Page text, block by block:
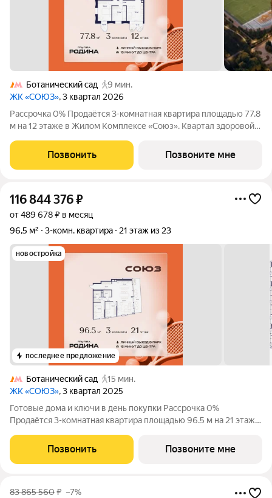
Ботанический сад
9 мин.
ЖК «СОЮЗ», 3 квартал 2026
Рассрочка 0% Продаётся 3-комнатная квартира площадью 77.8
м на 12 этаже в Жилом Комплексе «Союз». Квартал здоровой
олимпийских видов спорта: - Ледовая арена для хоккея и
фигурного катания, - Футбольные
Позвонить Позвоните мне
116 844 376₽
от 489 678 ₽ в месяц
96,5 м²
3-комн. квартира 21 этаж из 23
новостройка
последнее предложение
Ботанический сад
15 мин.
ЖК «СОЮЗ», 3 квартал 2025
Готовые дома и ключи в день покупки Рассрочка 0%
Продаётся 3-комнатная квартира площадью 96.5 м на 21 этаже
премиум-класса с рекордным количеством олимпийских
видов спорта: - Ледовая арена для хоккея и
Позвонить Позвоните мне
83 865 560₽ –7%